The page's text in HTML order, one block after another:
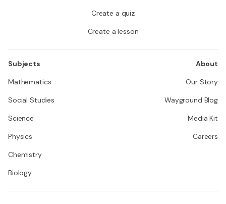
Create a quiz
Create a lesson
Subjects
Mathematics
Social Studies
Science
Physics
Chemistry
Biology
About
Our Story
Wayground Blog
Media Kit
Careers